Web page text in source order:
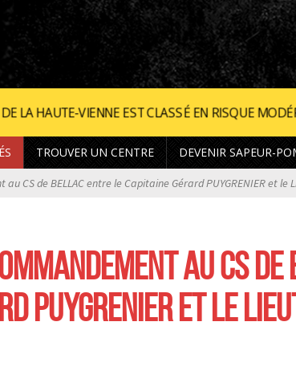
EN RISQUE MODÉRÉ POUR LES FEUX
TROUVER UN CENTRE DEVENIR SAPEUR-
CS de BELLAC entre le Capitaine Gérard PUYGRENIER et le
AU CS
PUYGRENIER ET LE